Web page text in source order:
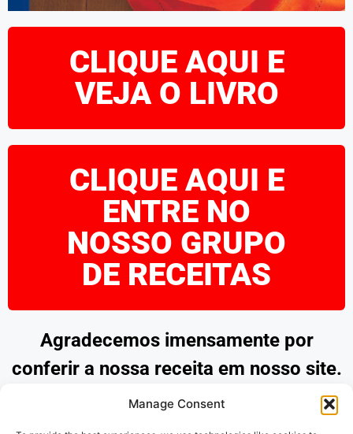
Manage Consent
CLIQUE AQUI E
VEJA O LIVRO
CLIQUE AQUI E
ENTRE NO
NOSSO GRUPO
DE RECEITAS
Agradecemos imensamente por
conferir a nossa receita em nosso site.
Esperamos que tenha encontrado